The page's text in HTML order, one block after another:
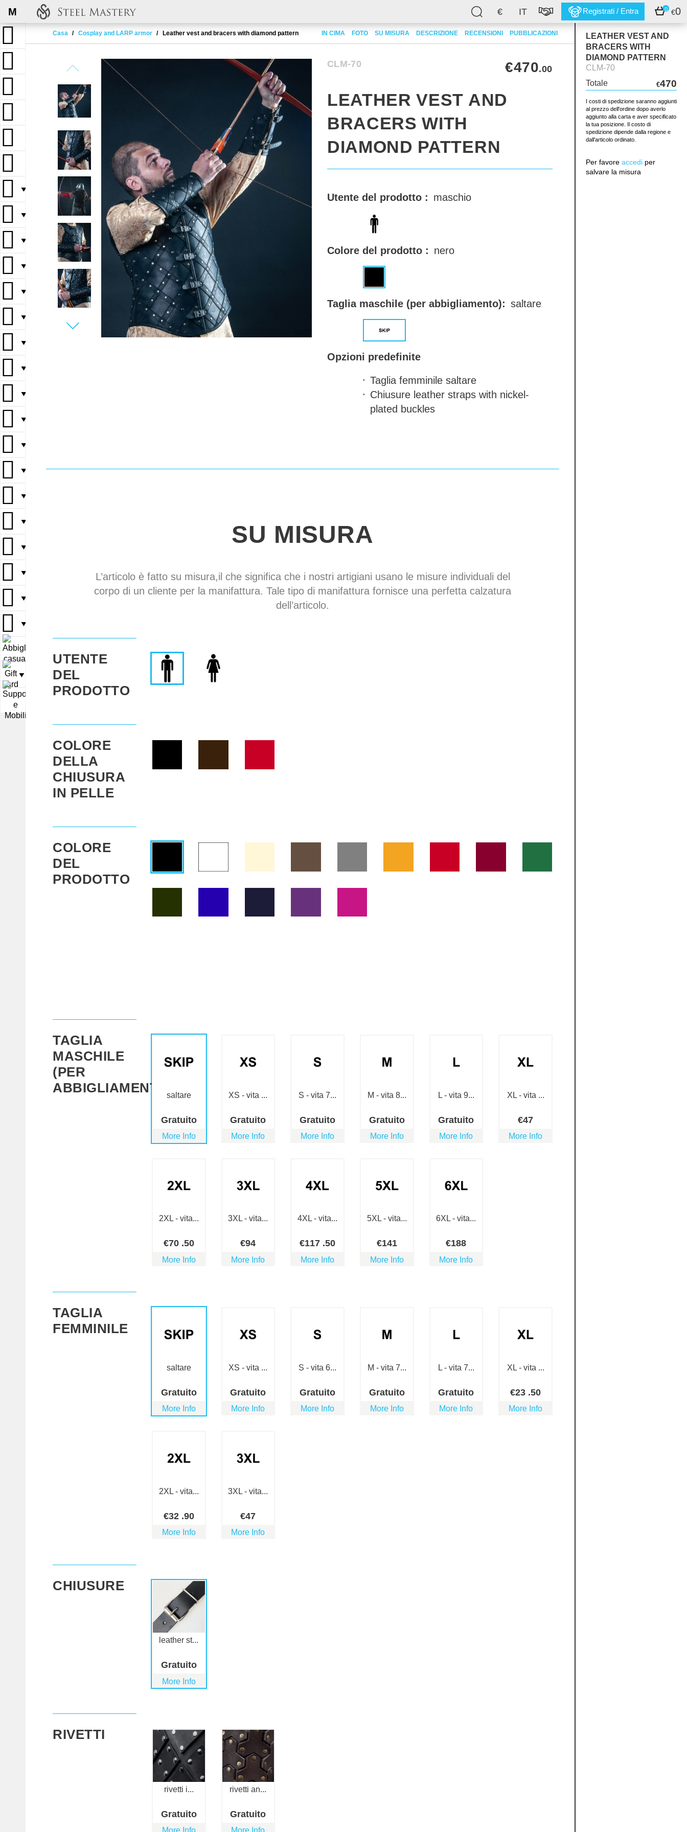
€ IT Registrati / Entra 0 €0
M
Casa Cosplay and LARP armor Leather vest and bracers with diamond pattern IN CIMA FOTO SU MISURA DESCRIZIONE RECENSIONI PUBBLICAZIONI
▼
▼
▼
▼
▼
▼
▼
▼
▼
▼
▼
▼
▼
▼
▼
▼
▼
▼
▼
LEATHER VEST AND
BRACERS WITH
DIAMOND PATTERN
CLM-70
Totale
€470
I costi di spedizione saranno aggiunti
al prezzo dell'ordine dopo averlo
aggiunto alla carta e aver specificato
la tua posizione. Il costo di
spedizione dipende dalla regione e
dall'articolo ordinato.
Per favore accedi per
salvare la misura
CLM-70 €470.00
LEATHER VEST AND
BRACERS WITH
DIAMOND PATTERN
Utente del prodotto : maschio
Colore del prodotto : nero
Taglia maschile (per abbigliamento): saltare
Opzioni predefinite
Taglia femminile saltare
Chiusure leather straps with nickel-
plated buckles
SU MISURA
L’articolo è fatto su misura,il che significa che i nostri artigiani usano le misure individuali del
corpo di un cliente per la manifattura. Tale tipo di manifattura fornisce una perfetta calzatura
dell’articolo.
UTENTE
DEL
PRODOTTO
COLORE
DELLA
CHIUSURA
IN PELLE
COLORE
DEL
PRODOTTO
TAGLIA
MASCHILE
(PER
ABBIGLIAMENTO)saltare
Gratuito
More Info
XS - vita ...
Gratuito
More Info
S - vita 7...
Gratuito
More Info
M - vita 8...
Gratuito
More Info
L - vita 9...
Gratuito
More Info
XL - vita ...
€47
More Info
2XL - vita...
€70 .50
More Info
3XL - vita...
€94
More Info
4XL - vita...
€117 .50
More Info
5XL - vita...
€141
More Info
6XL - vita...
€188
More Info
TAGLIA
FEMMINILE
saltare
Gratuito
More Info
XS - vita ...
Gratuito
More Info
S - vita 6...
Gratuito
More Info
M - vita 7...
Gratuito
More Info
L - vita 7...
Gratuito
More Info
XL - vita ...
€23 .50
More Info
2XL - vita...
€32 .90
More Info
3XL - vita...
€47
More Info
CHIUSURE
leather st...
Gratuito
More Info
RIVETTI
rivetti i...
Gratuito
rivetti an...
Gratuito